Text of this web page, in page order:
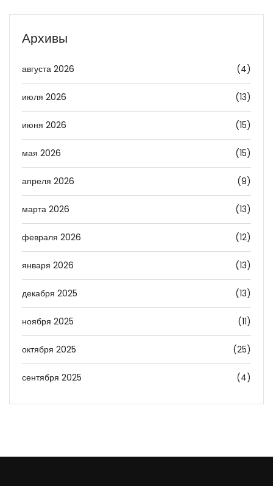
Архивы
августа 2026 (4)
июля 2026 (13)
июня 2026 (15)
мая 2026 (15)
апреля 2026 (9)
марта 2026 (13)
февраля 2026 (12)
января 2026 (13)
декабря 2025 (13)
ноября 2025 (11)
октября 2025 (25)
сентября 2025 (4)